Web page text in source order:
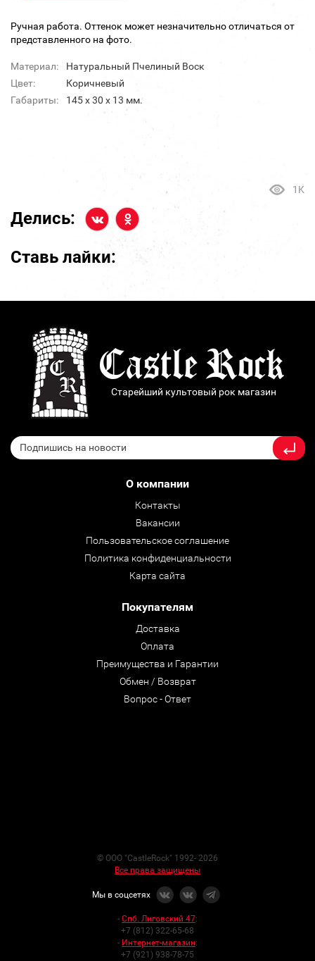
Ручная работа. Оттенок может незначительно отличаться от
представленного на фото.
Материал:
Натуральный Пчелиный Воск
Цвет:
Коричневый
Габариты:
145 х 30 х 13 мм.
1K
Делись:
Ставь лайки:
Старейший культовый рок магазин
О компании
Контакты
Вакансии
Пользовательское соглашение
Политика конфиденциальности
Карта сайта
Покупателям
Доставка
Оплата
Преимущества и Гарантии
Обмен / Возврат
Вопрос - Ответ
© ООО "CastleRock" 1992- 2026
Все права защищены
Мы в соцсетях
- Спб. Лиговский 47:
+7 (812) 322-65-68
- Интернет-магазин:
+7 (921) 938-78-75